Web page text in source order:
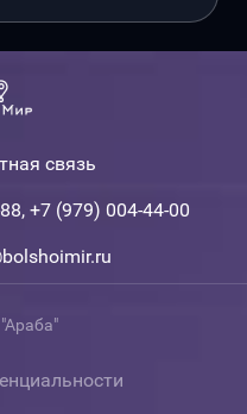
связь
+7 (979) 004-44-00